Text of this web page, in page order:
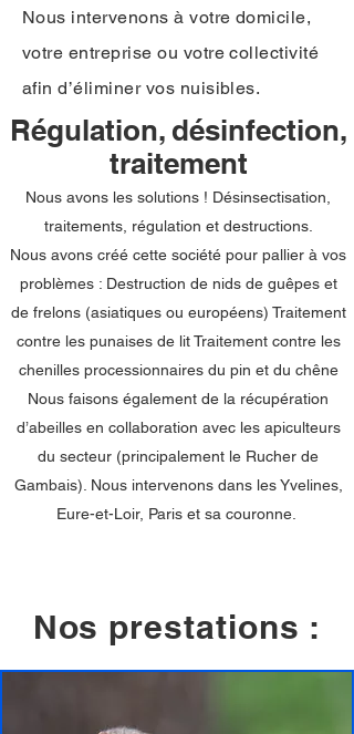
Nous intervenons à votre domicile,
votre entreprise ou votre collectivité
afin d’éliminer vos nuisibles.
Régulation, désinfection,
traitement
Nous avons les solutions ! Désinsectisation,
traitements, régulation et destructions.
Nous avons créé cette société pour pallier à vos
problèmes : Destruction de nids de guêpes et
de frelons (asiatiques ou européens) Traitement
contre les punaises de lit Traitement contre les
chenilles processionnaires du pin et du chêne
Nous faisons également de la récupération
d’abeilles en collaboration avec les apiculteurs
du secteur (principalement le Rucher de
Gambais). Nous intervenons dans les Yvelines,
Eure-et-Loir, Paris et sa couronne.
Nos prestations :